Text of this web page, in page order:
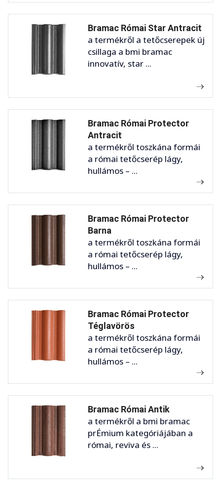
Bramac Római Star Antracit
a termékről a tetőcserepek új
csillaga a bmi bramac
innovatív, star ...
Bramac Római Protector
Antracit
a termékről toszkána formái
a római tetőcserép lágy,
hullámos – ...
Bramac Római Protector
Barna
a termékről toszkána formái
a római tetőcserép lágy,
hullámos – ...
Bramac Római Protector
Téglavörös
a termékről toszkána formái
a római tetőcserép lágy,
hullámos – ...
Bramac Római Antik
a termékről a bmi bramac
prÉmium kategóriájában a
római, reviva és ...